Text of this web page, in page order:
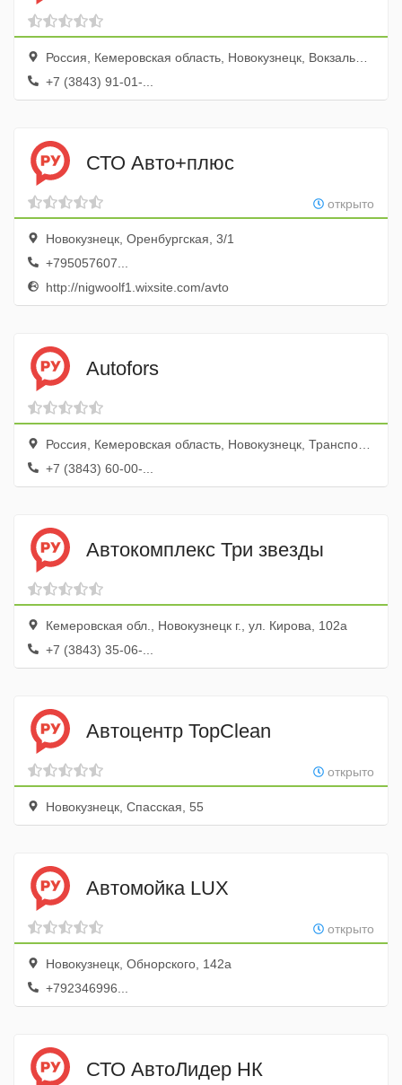
Россия, Кемеровская область, Новокузнецк, Вокзальная улица, 73
+7 (3843) 91-01-...
СТО Авто+плюс
открыто
Новокузнецк, Оренбургская, 3/1
+795057607...
http://nigwoolf1.wixsite.com/avto
Autofors
Россия, Кемеровская область, Новокузнецк, Транспортная улица, 78
+7 (3843) 60-00-...
Автокомплекс Три звезды
Кемеровская обл., Новокузнецк г., ул. Кирова, 102а
+7 (3843) 35-06-...
Автоцентр TopClean
открыто
Новокузнецк, Спасская, 55
Автомойка LUX
открыто
Новокузнецк, Обнорского, 142а
+792346996...
СТО АвтоЛидер НК